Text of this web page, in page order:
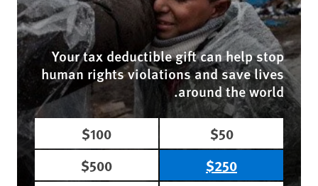
Your tax deductible gift can help stop
human rights violations and save lives
around the world.
$50
$100
$250
$500